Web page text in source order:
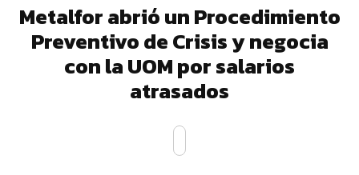
Metalfor abrió un Procedimiento
Preventivo de Crisis y negocia
con la UOM por salarios
atrasados